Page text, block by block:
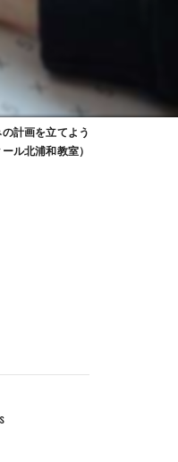
計画を立てよう
ル北浦和教室）